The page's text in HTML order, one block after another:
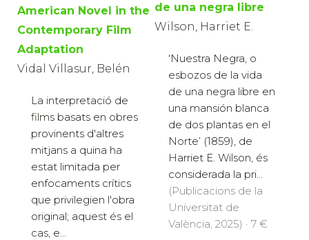
American Novel in the
Contemporary Film
Adaptation
Vidal Villasur, Belén
La interpretació de
films basats en obres
provinents d'altres
mitjans a quina ha
estat limitada per
enfocaments crítics
que privilegien l'obra
original; aquest és el
cas, e...
de una negra libre
Wilson, Harriet E.
‘Nuestra Negra, o
esbozos de la vida
de una negra libre en
una mansión blanca
de dos plantas en el
Norte’ (1859), de
Harriet E. Wilson, és
considerada la pri...
(Publicacions de la
Universitat de
València, 2025) · 7 €